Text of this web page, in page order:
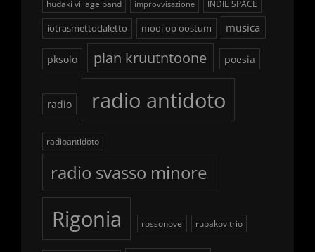
hudaki village band improvvisazione INDIE SPACE
iotrasmettodaletto mooi op oostum musica
pksolo plan kruutntoone poesia
radio radio antidoto
radioantidoto
radio svasso minore
Rigonia rossonove rubakov trio